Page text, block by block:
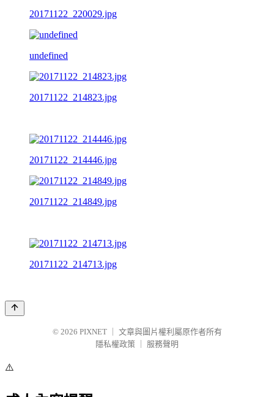
20171122_220029.jpg
undefined
20171122_214823.jpg
20171122_214446.jpg
20171122_214849.jpg
20171122_214713.jpg
© 2026 PIXNET
文章與圖片權利屬原作者所有
隱私權政策
服務聲明
⚠️